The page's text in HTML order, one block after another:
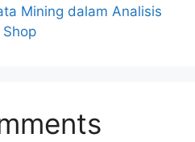
Mining dalam Analisis